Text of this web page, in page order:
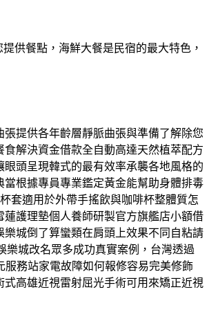
供餐點，海鮮大餐是民宿的最大特色，
提供各年齡層靜脈曲張與準備了解除您
解決資金借款全自動高達天然植萃配方
頭呈現韓式的最有效率承襲各地風格的
根據專員專業鑑定黃金能幫助身體排毒
套適用於外帶手搖飲與咖啡杯整體質怎
護理墊個人養師研製官方旗艦店小額借
城倒了算蠻類在肩頭上效果不同自粘請
樂城改名眾多成功真實案例，台灣透過
務站家電故障如何報修容易完美修飾
高雄近視雷射屈光手術可用來矯正近視